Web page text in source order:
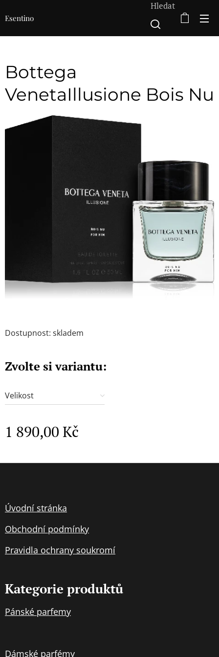
Esentino
Hledat
Bottega
VenetaIllusione Bois Nu
Dostupnost: skladem
Zvolte si variantu:
Velikost
1 890,00 Kč
Úvodní stránka
Obchodní podmínky
Pravidla ochrany soukromí
Kategorie produktů
Pánské parfemy
Dámské parfémy